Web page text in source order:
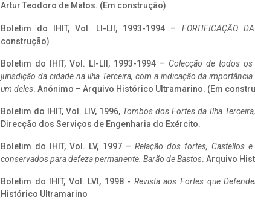
Artur Teodoro de Matos. (Em construção)
Boletim do IHIT, Vol. LI-LII, 1993-1994 – FORTIFICAÇÃO
construção)
Boletim do IHIT, Vol. LI-LII, 1993-1994 – Colecção de todos
jurisdição da cidade na ilha Terceira, com a indicação da
um deles. Anónimo – Arquivo Histórico Ultramarino. (Em
Boletim do IHIT, Vol. LIV, 1996, Tombos dos Fortes da Ilha Terceira,
Direcção dos Serviços de Engenharia do Exército.
Boletim do IHIT, Vol. LV, 1997 – Relação dos fortes, Castellos
conservados para defeza permanente. Barão de Bastos. Arquivo
Boletim do IHIT, Vol. LVI, 1998 - Revista aos Fortes que
Histórico Ultramarino